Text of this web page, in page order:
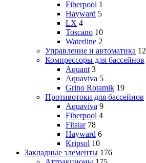
Fiberpool 1
Hayward 5
LX 4
Toscano 10
Waterline 2
Управление и автоматика 12
Компрессоры для бассейнов
Aquant 3
Aquaviva 5
Grino Rotamik 19
Противотоки для бассейнов
Aquaviva 9
Fiberpool 4
Fitstar 78
Hayward 6
Kripsol 10
Закладные элементы 176